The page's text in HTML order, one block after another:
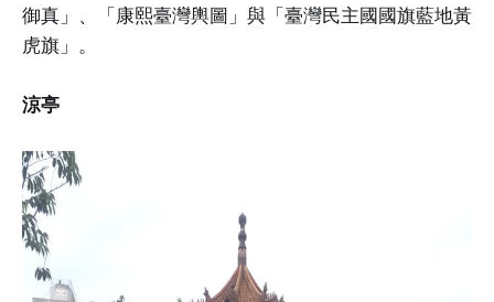
御真」、「康熙臺灣輿圖」與「臺灣民主國國旗藍地黃
虎旗」。
涼亭